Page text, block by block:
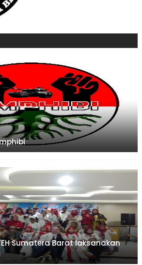
Sumatera Barat laksanakan